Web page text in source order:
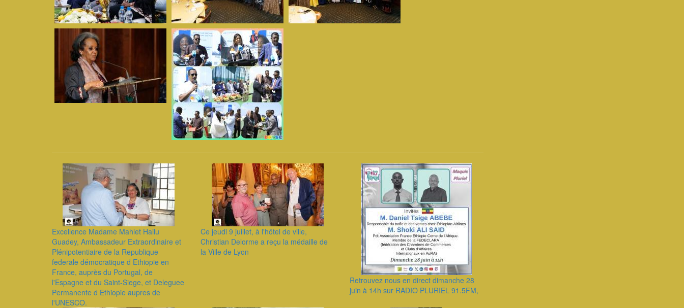
Excellence Madame Mahlet Hailu
Guadey, Ambassadeur Extraordinaire et
Plénipotentiaire de la Republique
federale démocratique d Ethiopie en
France, auprès du Portugal, de
l'Espagne et du Saint-Siege, et Deleguee
Permanente d Ethiopie aupres de
l'UNESCO.
Ce jeudi 9 juillet, à l'hôtel de ville,
Christian Delorme a reçu la médaille de
la Ville de Lyon
Retrouvez nous en direct dimanche 28
juin à 14h sur RADIO PLURIEL 91.5FM,